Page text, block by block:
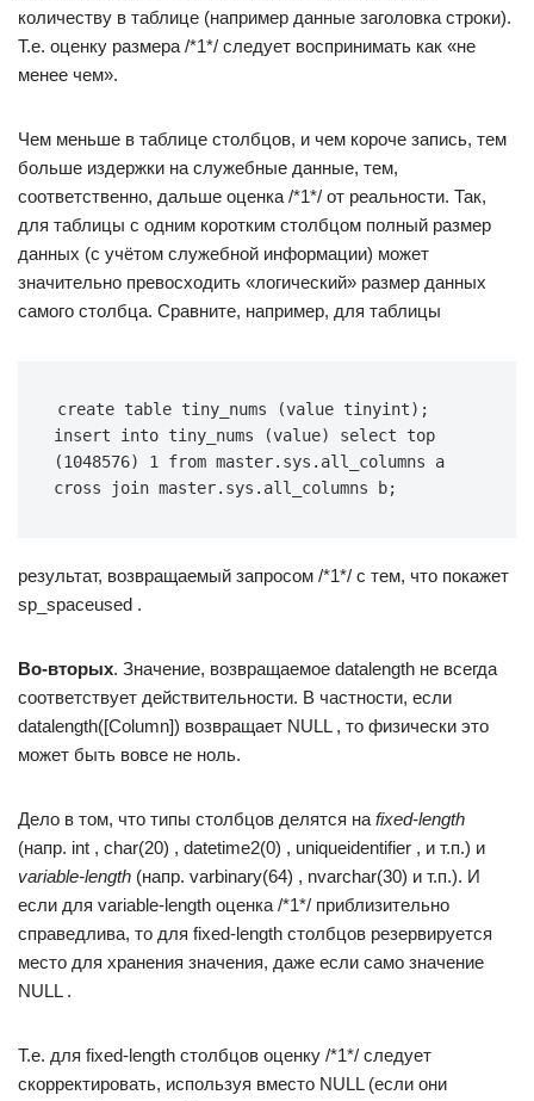
количеству в таблице (например данные заголовка строки).
Т.е. оценку размера /*1*/ следует воспринимать как «не
менее чем».
Чем меньше в таблице столбцов, и чем короче запись, тем
больше издержки на служебные данные, тем,
соответственно, дальше оценка /*1*/ от реальности. Так,
для таблицы с одним коротким столбцом полный размер
данных (с учётом служебной информации) может
значительно превосходить «логический» размер данных
самого столбца. Сравните, например, для таблицы
create table tiny_nums (value tinyint);
insert into tiny_nums (value) select top
(1048576) 1 from master.sys.all_columns a
cross join master.sys.all_columns b;
результат, возвращаемый запросом /*1*/ с тем, что покажет
sp_spaceused .
Во-вторых. Значение, возвращаемое datalength не всегда
соответствует действительности. В частности, если
datalength([Column]) возвращает NULL , то физически это
может быть вовсе не ноль.
Дело в том, что типы столбцов делятся на fixed-length
(напр. int , char(20) , datetime2(0) , uniqueidentifier , и т.п.) и
variable-length (напр. varbinary(64) , nvarchar(30) и т.п.). И
если для variable-length оценка /*1*/ приблизительно
справедлива, то для fixed-length столбцов резервируется
место для хранения значения, даже если само значение
NULL .
Т.е. для fixed-length столбцов оценку /*1*/ следует
скорректировать, используя вместо NULL (если они